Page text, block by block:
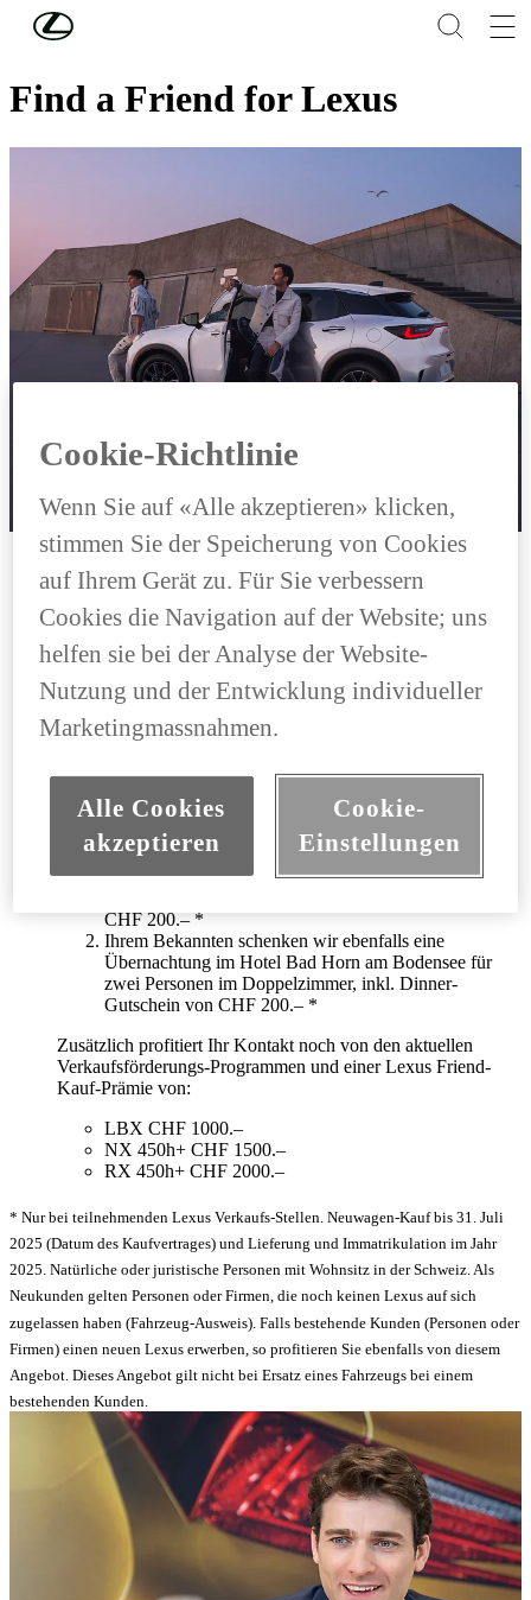
Skip to Main Content
Lexus
Find a Friend for Lexus
und sicher von Ihrem Automobil und der Marke Lexus
überzeugt sind. Mit dem Programm «Find a friend for
Lexus» können Sie nun profitieren.
Geniessen Sie schon bald zu zweit einen relaxten
Aufenthalt mit Übernachtung im Hotel Bad Horn am
Lexus und profitieren Sie beide:
Wir schenken Ihnen eine Übernachtung im Hotel Bad
Horn am Bodensee für zwei Personen im
CHF 200.– *
Ihrem Bekannten schenken wir ebenfalls eine
Übernachtung im Hotel Bad Horn am Bodensee für
zwei Personen im Doppelzimmer, inkl. Dinner-
Gutschein von CHF 200.– *
Zusätzlich profitiert Ihr Kontakt noch von den aktuellen
Verkaufsförderungs-Programmen und einer Lexus Friend-
Kauf-Prämie von:
LBX CHF 1000.–
NX 450h+ CHF 1500.–
RX 450h+ CHF 2000.–
* Nur bei teilnehmenden Lexus Verkaufs-Stellen. Neuwagen-Kauf bis 31. Juli
2025 (Datum des Kaufvertrages) und Lieferung und Immatrikulation im Jahr
2025. Natürliche oder juristische Personen mit Wohnsitz in der Schweiz. Als
Neukunden gelten Personen oder Firmen, die noch keinen Lexus auf sich
zugelassen haben (Fahrzeug-Ausweis). Falls bestehende Kunden (Personen oder
Firmen) einen neuen Lexus erwerben, so profitieren Sie ebenfalls von diesem
Angebot. Dieses Angebot gilt nicht bei Ersatz eines Fahrzeugs bei einem
bestehenden Kunden.
Cookie-Richtlinie
Wenn Sie auf «Alle akzeptieren» klicken,
stimmen Sie der Speicherung von Cookies
auf Ihrem Gerät zu. Für Sie verbessern
Cookies die Navigation auf der Website; uns
helfen sie bei der Analyse der Website-
Nutzung und der Entwicklung individueller
Marketingmassnahmen.
Alle Cookies
akzeptieren
Cookie-
Einstellungen